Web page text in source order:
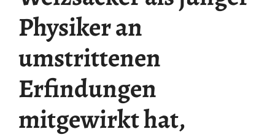
Physiker an
umstrittenen
Erfindungen
mitgewirkt hat,